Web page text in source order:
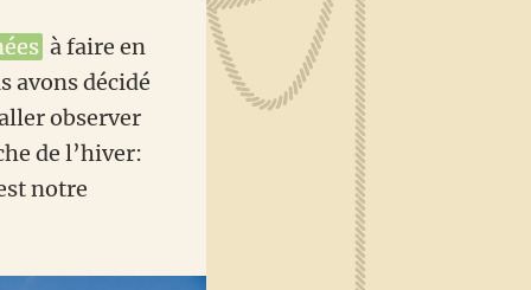
à faire en
avons décidé
observer
de l’hiver:
notre